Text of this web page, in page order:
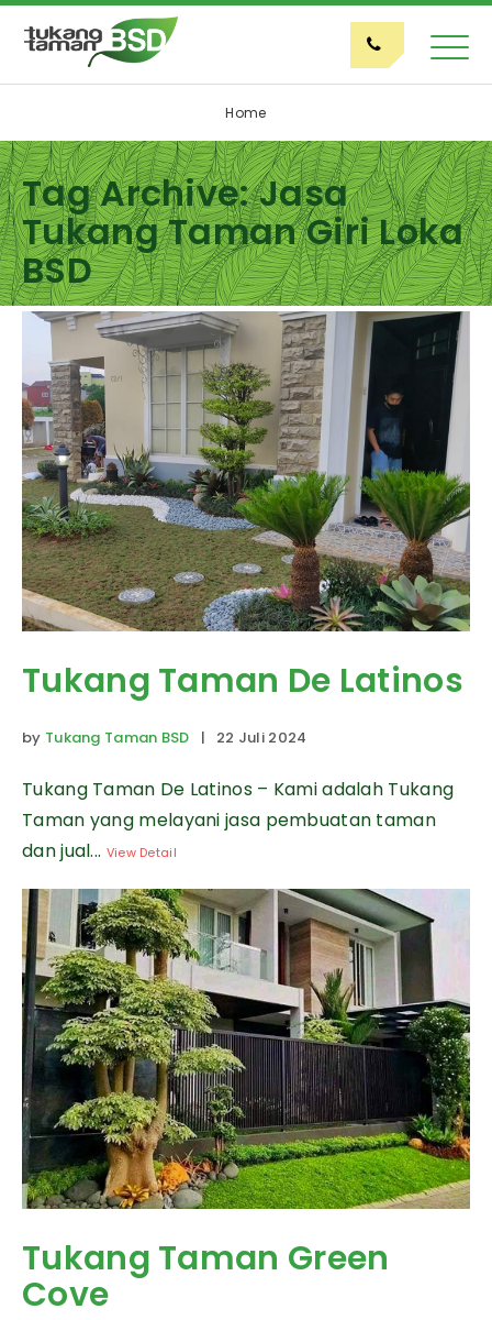
Home
Tag Archive: Jasa
Tukang Taman Giri Loka
BSD
Tukang Taman De Latinos
by Tukang Taman BSD | 22 Juli 2024
Tukang Taman De Latinos – Kami adalah Tukang
Taman yang melayani jasa pembuatan taman
dan jual... View Detail
Tukang Taman Green
Cove